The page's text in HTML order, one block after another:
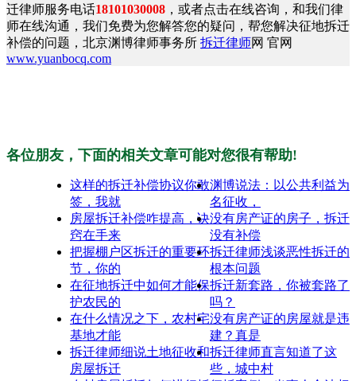
迁律师服务电话18101030008 ，或者点击在线咨询，和我们律
师在线沟通，我们免费为您解答您的疑问，帮您解决征地拆迁
补偿的问题，北京渊博律师事务所 拆迁律师网 官网
www.yuanbocq.com
各位朋友，下面的相关文章可能对您很有帮助!
这样的拆迁补偿协议你敢
签，我就
渊博说法：以公共利益为
名征收，
房屋拆迁补偿咋提高，诀
窍在手来
没有房产证的房子，拆迁
没有补偿
把握棚户区拆迁的重要环
节，你的
拆迁律师浅谈恶性拆迁的
根本问题
在征地拆迁中如何才能保
护农民的
拆迁新套路，你被套路了
吗？
在什么情况之下，农村宅
基地才能
没有房产证的房屋就是违
建？真是
拆迁律师细说土地征收和
房屋拆迁
拆迁律师直言知道了这
些，城中村